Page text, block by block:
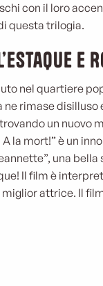
con il loro
questa trilogia.
e
nel quartiere
rimase
un nuovo
A la mort!” è un
una
Il film è
attrice. Il